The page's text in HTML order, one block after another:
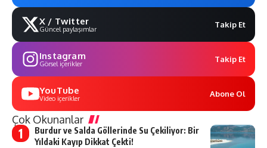
X / Twitter
Güncel paylaşımlar Takip Et
Instagram
Görsel içerikler Takip Et
YouTube
Video içerikler Abone Ol
Çok Okunanlar
Burdur ve Salda Göllerinde Su Çekiliyor: Bir
Yıldaki Kayıp Dikkat Çekti!